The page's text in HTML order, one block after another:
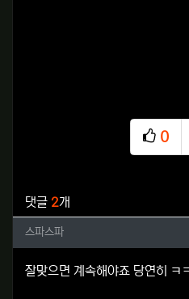
0
추천
댓글 2개
스파스파님의 댓글
스파스파
잘맞으면 계속해야죠 당연히 ㅋ